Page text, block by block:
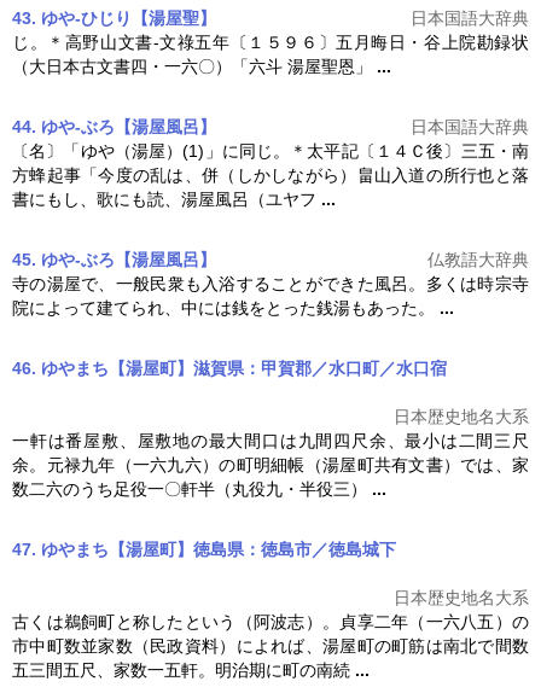
43. ゆや‐ひじり【湯屋聖】
日本国語大辞典
じ。＊高野山文書‐文祿五年〔１５９６〕五月晦日・谷上院勘録状
（大日本古文書四・一六〇）「六斗 湯屋聖恩」 ...
44. ゆや‐ぶろ【湯屋風呂】
日本国語大辞典
〔名〕「ゆや（湯屋）(1)」に同じ。＊太平記〔１４Ｃ後〕三五・南
方蜂起事「今度の乱は、併（しかしながら）畠山入道の所行也と落
書にもし、歌にも読、 湯屋風呂（ユヤフ ...
45. ゆや‐ぶろ【湯屋風呂】
仏教語大辞典
寺の湯屋で、一般民衆も入浴することができた風呂。多くは時宗寺
院によって建てられ、中には銭をとった銭湯もあった。 ...
46. ゆやまち【湯屋町】滋賀県：甲賀郡／水口町／水口宿
日本歴史地名大系
一軒は番屋敷、屋敷地の最大間口は九間四尺余、最小は二間三尺
余。元禄九年（一六九六）の町明細帳（湯屋町共有文書）では、家
数二六のうち足役一〇軒半（丸役九・半役三） ...
47. ゆやまち【湯屋町】徳島県：徳島市／徳島城下
日本歴史地名大系
古くは鵜飼町と称したという（阿波志）。貞享二年（一六八五）の
市中町数並家数（民政資料）によれば、 湯屋町の町筋は南北で間数
五三間五尺、家数一五軒。明治期に町の南続 ...